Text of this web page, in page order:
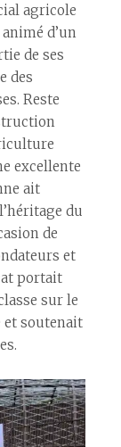
agricole
d’un
de ses
des
Reste
excellente
ait
du
de
et
portait
sur le
et soutenait